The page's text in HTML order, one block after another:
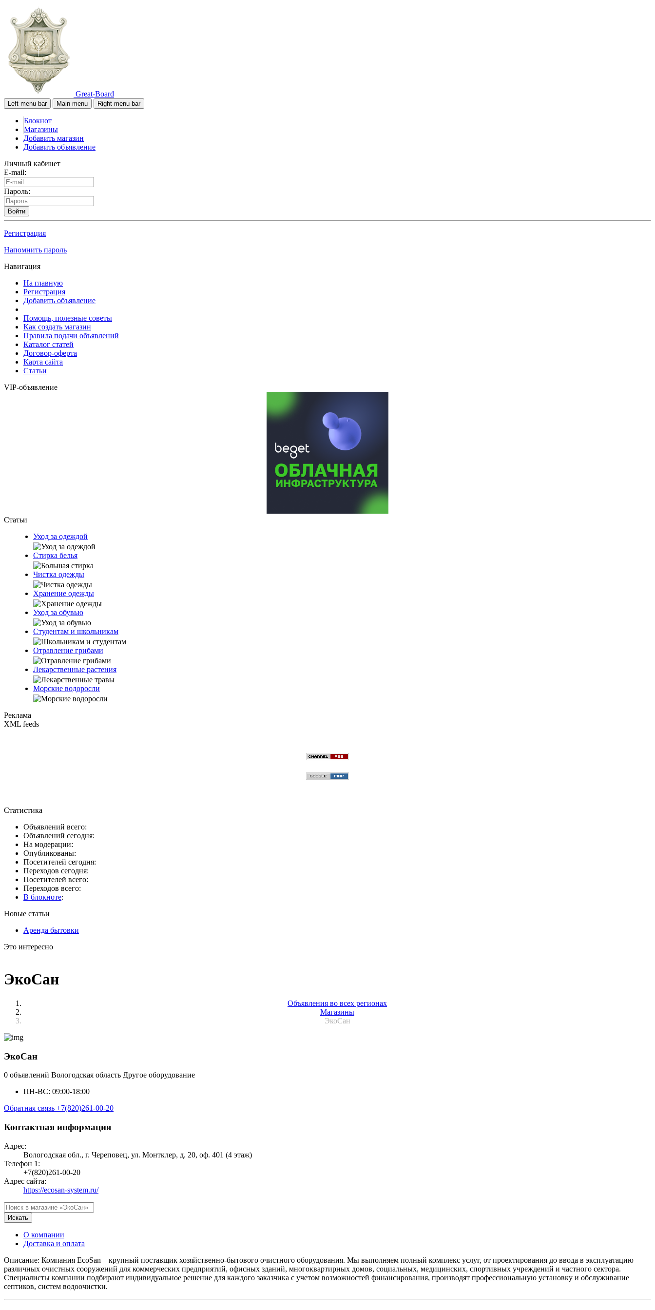
Great-Board
Left menu bar Main menu Right menu bar
Блокнот
Магазины
Добавить магазин
Добавить объявление
Личный кабинет
E-mail:
Пароль:
Войти
Регистрация
Напомнить пароль
Навигация
На главную
Регистрация
Добавить объявление
Помощь, полезные советы
Как создать магазин
Правила подачи объявлений
Каталог статей
Договор-оферта
Карта сайта
Статьи
VIP-объявление
Статьи
Уход за одеждой
Стирка белья
Чистка одежды
Хранение одежды
Уход за обувью
Студентам и школьникам
Отравление грибами
Лекарственные растения
Морские водоросли
Реклама
XML feeds
Статистика
Объявлений всего:
Объявлений сегодня:
На модерации:
Опубликованы:
Посетителей сегодня:
Переходов сегодня:
Посетителей всего:
Переходов всего:
В блокноте:
Новые статьи
Аренда бытовки
Это интересно
ЭкоСан
Объявления во всех регионах
Магазины
ЭкоСан
ЭкоСан
0 объявлений Вологодская область Другое оборудование
ПН-ВС: 09:00-18:00
Обратная связь +7(820)261-00-20
Контактная информация
Адрес:
Вологодская обл., г. Череповец, ул. Монтклер, д. 20, оф. 401 (4 этаж)
Телефон 1:
+7(820)261-00-20
Адрес сайта:
https://ecosan-system.ru/
Искать
О компании
Доставка и оплата
Описание: Компания EcoSan – крупный поставщик хозяйственно-бытового очистного оборудования. Мы выполняем полный комплекс услуг, от проектирования до ввода в эксплуатацию
различных очистных сооружений для коммерческих предприятий, офисных зданий, многоквартирных домов, социальных, медицинских, спортивных учреждений и частного сектора.
Специалисты компании подбирают индивидуальное решение для каждого заказчика с учетом возможностей финансирования, производят профессиональную установку и обслуживание
септиков, систем водоочистки.